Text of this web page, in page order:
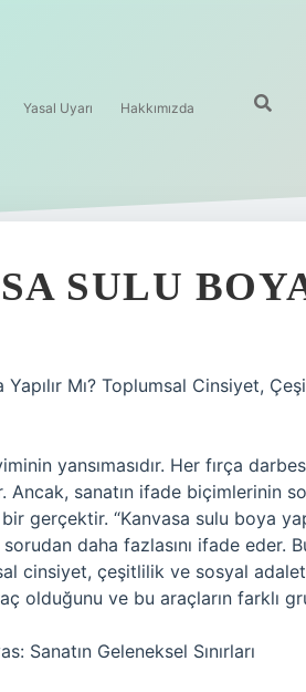
Yasal Uyarı Hakkımızda
SULU
Yapılır Mı? Toplumsal Cinsiyet,
yansımasıdır. Her fırça
Ancak, sanatın ifade biçimlerinin
gerçektir. “Kanvasa sulu boya
daha fazlasını ifade eder.
cinsiyet, çeşitlilik ve sosyal
olduğunu ve bu araçların farklı
Sanatın Geleneksel Sınırları